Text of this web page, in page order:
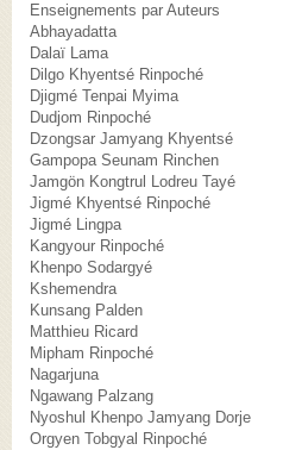
Enseignements par Auteurs
Abhayadatta
Dalaï Lama
Dilgo Khyentsé Rinpoché
Djigmé Tenpai Myima
Dudjom Rinpoché
Dzongsar Jamyang Khyentsé
Gampopa Seunam Rinchen
Jamgön Kongtrul Lodreu Tayé
Jigmé Khyentsé Rinpoché
Jigmé Lingpa
Kangyour Rinpoché
Khenpo Sodargyé
Kshemendra
Kunsang Palden
Matthieu Ricard
Mipham Rinpoché
Nagarjuna
Ngawang Palzang
Nyoshul Khenpo Jamyang Dorje
Orgyen Tobgyal Rinpoché